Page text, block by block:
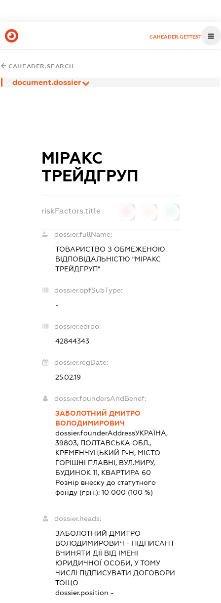
CAHEADER.GETTEST
CAHEADER.SEARCH
document.dossier
МІРАКС
ТРЕЙДГРУП
riskFactors.title
dossier.fullName:
ТОВАРИСТВО З ОБМЕЖЕНОЮ
ВІДПОВІДАЛЬНІСТЮ "МІРАКС
ТРЕЙДГРУП"
dossier.opfSubType:
-
dossier.edrpo:
42844343
dossier.regDate:
25.02.19
dossier.foundersAndBenef:
ЗАБОЛОТНИЙ ДМИТРО
ВОЛОДИМИРОВИЧ
dossier.founderAddressУКРАЇНА,
39803, ПОЛТАВСЬКА ОБЛ.,
КРЕМЕНЧУЦЬКИЙ Р-Н, МІСТО
ГОРІШНІ ПЛАВНІ, ВУЛ.МИРУ,
БУДИНОК 11, КВАРТИРА 60
Розмір внеску до статутного
фонду (грн.):10 000 (100 %)
dossier.heads:
ЗАБОЛОТНИЙ ДМИТРО
ВОЛОДИМИРОВИЧ - ПІДПИСАНТ
ВЧИНЯТИ ДІЇ ВІД ІМЕНІ
ЮРИДИЧНОЇ ОСОБИ, У ТОМУ
ЧИСЛІ ПІДПИСУВАТИ ДОГОВОРИ
ТОЩО
dossier.position -